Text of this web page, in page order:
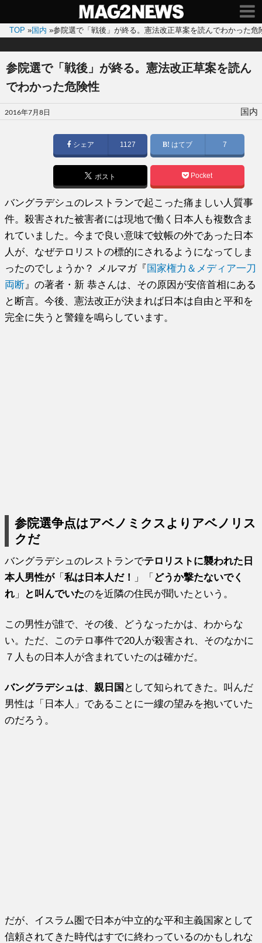
TOP »国内 »参院選で「戦後」が終る。憲法改正草案を読んでわかった危
参院選で「戦後」が終る。憲法改正草案を読ん
でわかった危険性
投
稿
2016年7月8日 国内
シェア 1127 はてブ 7
ポスト Pocket
バングラデシュのレストランで起こった痛ましい人質事
件。殺害された被害者には現地で働く日本人も複数含ま
れていました。今まで良い意味で蚊帳の外であった日本
人が、なぜテロリストの標的にされるようになってしま
ったのでしょうか？ メルマガ『 国家権力＆メディア一刀
両断 』の著者・新 恭さんは、その原因が安倍首相にある
と断言。今後、憲法改正が決まれば日本は自由と平和を
完全に失うと警鐘を鳴らしています。
参院選争点はアベノミクスよりアベノリス
クだ
バングラデシュのレストランでテロリストに襲われた日
本人男性が「私は日本人だ！ 」「 どうか撃たないでく
れ 」 と叫んでいたのを近隣の住民が聞いたという。
この男性が誰で、その後、どうなったかは、わからな
い。ただ、このテロ事件で20人が殺害され、そのなかに
７人もの日本人が含まれていたのは確かだ。
バングラデシュは、 親日国 として知られてきた。叫んだ
男性は「日本人」であることに一縷の望みを抱いていた
のだろう。
だが、イスラム圏で日本が中立的な平和主義国家として
信頼されてきた時代はすでに終わっているのかもしれな